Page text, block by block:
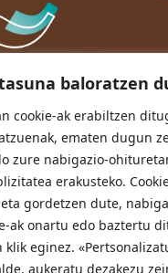
baloratzen
cookie-ak erabiltzen
ematen dugun
zure nabigazio-
erakusteko.
gordetzen dute,
ak onartu edo baztertu
eginez.
aukeratu dezakezu
(Gipuzkoa)
03 46